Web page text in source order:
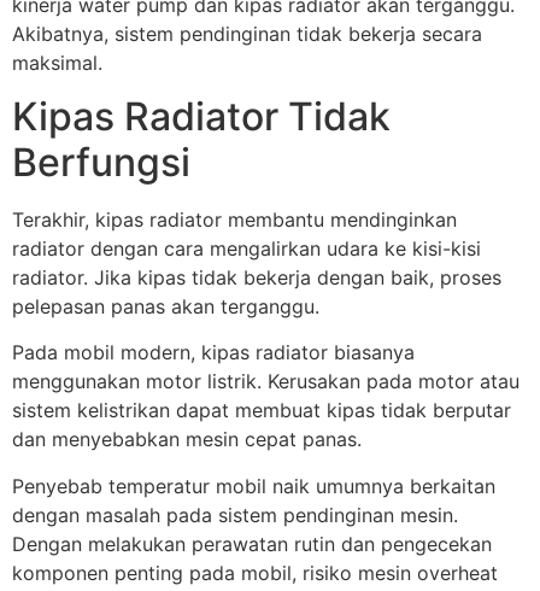
Akibatnya, sistem pendinginan tidak bekerja secara
maksimal.
Kipas Radiator Tidak
Berfungsi
Terakhir, kipas radiator membantu mendinginkan
radiator dengan cara mengalirkan udara ke kisi-kisi
radiator. Jika kipas tidak bekerja dengan baik, proses
pelepasan panas akan terganggu.
Pada mobil modern, kipas radiator biasanya
menggunakan motor listrik. Kerusakan pada motor atau
sistem kelistrikan dapat membuat kipas tidak berputar
dan menyebabkan mesin cepat panas.
Penyebab temperatur mobil naik umumnya berkaitan
dengan masalah pada sistem pendinginan mesin.
Dengan melakukan perawatan rutin dan pengecekan
komponen penting pada mobil, risiko mesin overheat